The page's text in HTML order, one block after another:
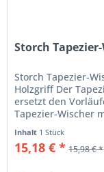
Storch Tapezier-
Storch Tapezier-
Holzgriff Der
ersetzt den
Tapezier-Wischer
Inhalt 1 Stück
15,18 € * 15,98 € *